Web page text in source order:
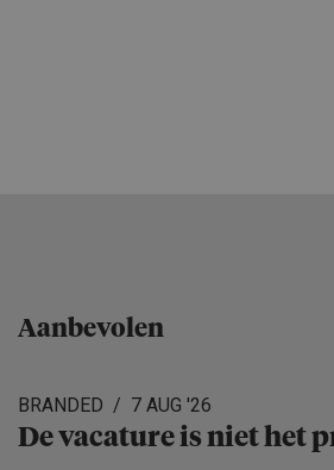
Aanbevolen
BRANDED 7 AUG '26
De vacature is niet het